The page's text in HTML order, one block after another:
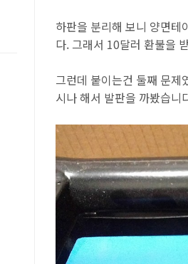
하판을 분리해 보니 양면테
다. 그래서 10달러 환불을
그런데 붙이는건 둘째 문제
시나 해서 발판을 까봤습니